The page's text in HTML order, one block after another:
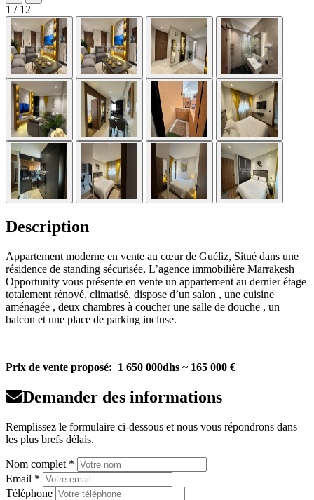
1 / 12
Description
Appartement moderne en vente au cœur de Guéliz, Situé dans une
résidence de standing sécurisée, L’agence immobilière Marrakesh
Opportunity vous présente en vente un appartement au dernier étage
totalement rénové, climatisé, dispose d’un salon , une cuisine
aménagée , deux chambres à coucher une salle de douche , un
balcon et une place de parking incluse.
Prix de vente proposé: 1 650 000dhs ~ 165 000 €
Demander des informations
Remplissez le formulaire ci-dessous et nous vous répondrons dans
les plus brefs délais.
Nom complet *
Email *
Téléphone